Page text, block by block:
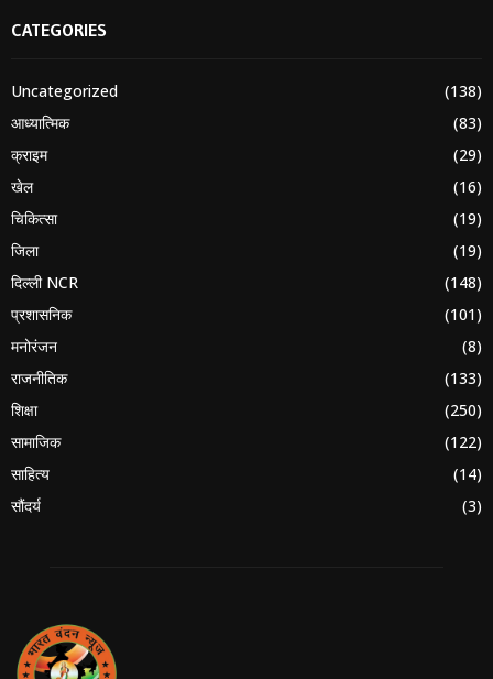
CATEGORIES
Uncategorized
(138)
आध्यात्मिक
(83)
क्राइम
(29)
खेल
(16)
चिकित्सा
(19)
जिला
(19)
दिल्ली NCR
(148)
प्रशासनिक
(101)
मनोरंजन
(8)
राजनीतिक
(133)
शिक्षा
(250)
सामाजिक
(122)
साहित्य
(14)
सौंदर्य
(3)